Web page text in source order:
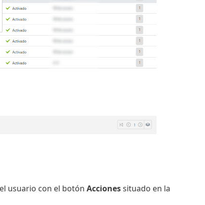
usuario con el botón Accionessituado en la